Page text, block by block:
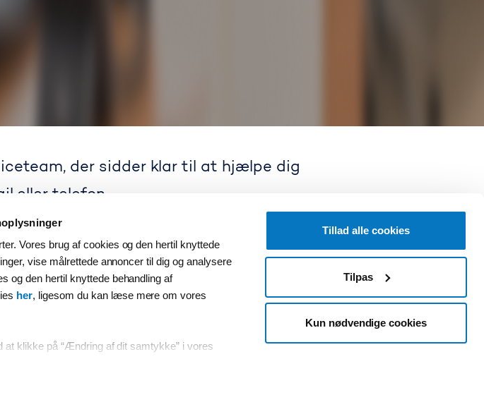
Vores brug af cookies og den hertil knyttede
vise målrettede annoncer til dig og analysere
og den hertil knyttede behandling af
her, ligesom du kan læse mere om vores
klikke på “Ændring af dit samtykke” i vores
Tillad alle cookies
Tilpas
Kun nødvendige cookies
der sidder klar til at hjælpe dig
eller telefon.
spørgsmål her
derfor din udbyder.